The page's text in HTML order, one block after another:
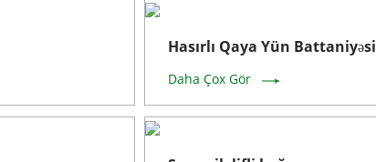
Hasırlı Qaya Yün Battaniyəsi
Daha Çox Gör